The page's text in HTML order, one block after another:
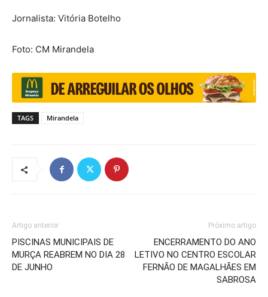
Jornalista: Vitória Botelho
Foto: CM Mirandela
TAGS Mirandela
Artigo anterior
PISCINAS MUNICIPAIS DE
MURÇA REABREM NO DIA 28
DE JUNHO
Próximo artigo
ENCERRAMENTO DO ANO
LETIVO NO CENTRO ESCOLAR
FERNÃO DE MAGALHÃES EM
SABROSA